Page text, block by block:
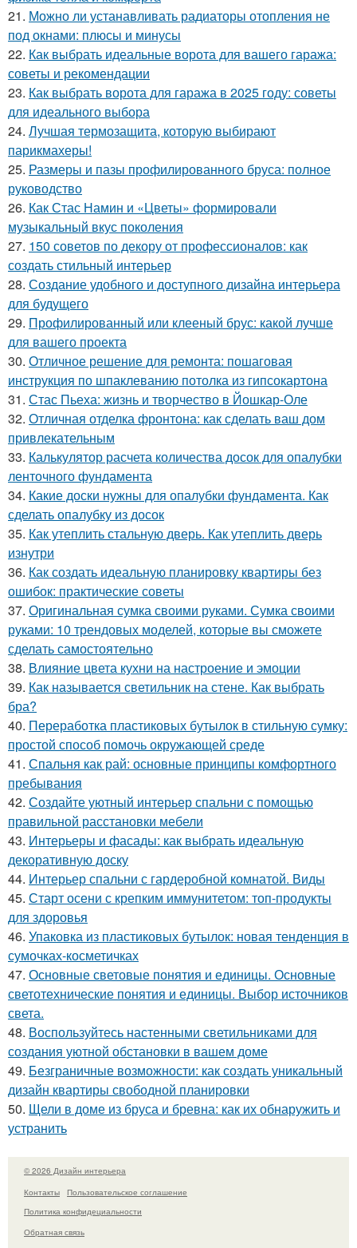
21. Можно ли устанавливать радиаторы отопления не
под окнами: плюсы и минусы
22. Как выбрать идеальные ворота для вашего гаража:
советы и рекомендации
23. Как выбрать ворота для гаража в 2025 году: советы
для идеального выбора
24. Лучшая термозащита, которую выбирают
парикмахеры!
25. Размеры и пазы профилированного бруса: полное
руководство
26. Как Стас Намин и «Цветы» формировали
музыкальный вкус поколения
27. 150 советов по декору от профессионалов: как
создать стильный интерьер
28. Создание удобного и доступного дизайна интерьера
для будущего
29. Профилированный или клееный брус: какой лучше
для вашего проекта
30. Отличное решение для ремонта: пошаговая
инструкция по шпаклеванию потолка из гипсокартона
31. Стас Пьеха: жизнь и творчество в Йошкар-Оле
32. Отличная отделка фронтона: как сделать ваш дом
привлекательным
33. Калькулятор расчета количества досок для опалубки
ленточного фундамента
34. Какие доски нужны для опалубки фундамента. Как
сделать опалубку из досок
35. Как утеплить стальную дверь. Как утеплить дверь
изнутри
36. Как создать идеальную планировку квартиры без
ошибок: практические советы
37. Оригинальная сумка своими руками. Сумка своими
руками: 10 трендовых моделей, которые вы сможете
сделать самостоятельно
38. Влияние цвета кухни на настроение и эмоции
39. Как называется светильник на стене. Как выбрать
бра?
40. Переработка пластиковых бутылок в стильную сумку:
простой способ помочь окружающей среде
41. Спальня как рай: основные принципы комфортного
пребывания
42. Создайте уютный интерьер спальни с помощью
правильной расстановки мебели
43. Интерьеры и фасады: как выбрать идеальную
декоративную доску
44. Интерьер спальни с гардеробной комнатой. Виды
45. Старт осени с крепким иммунитетом: топ-продукты
для здоровья
46. Упаковка из пластиковых бутылок: новая тенденция в
сумочках-косметичках
47. Основные световые понятия и единицы. Основные
светотехнические понятия и единицы. Выбор источников
света.
48. Воспользуйтесь настенными светильниками для
создания уютной обстановки в вашем доме
49. Безграничные возможности: как создать уникальный
дизайн квартиры свободной планировки
50. Щели в доме из бруса и бревна: как их обнаружить и
устранить
© 2026 Дизайн интерьера
Контакты
Пользовательское соглашение
Политика конфидециальности
Обратная связь